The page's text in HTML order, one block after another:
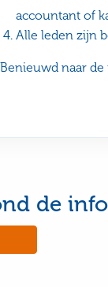
accountant of
Alle leden zijn
Benieuwd naar
de
this